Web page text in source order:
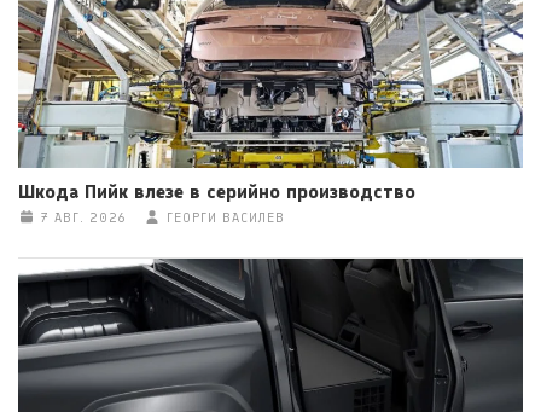
Шкода Пийк влезе в серийно производство
7 АВГ. 2026 ГЕОРГИ ВАСИЛЕВ